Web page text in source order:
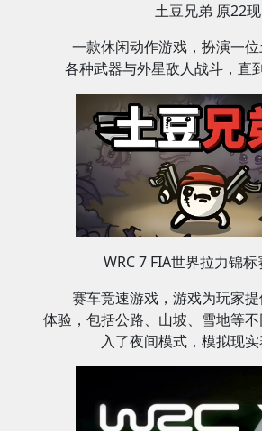
土豆兄弟 原22
一款休闲动作游戏，扮演一
各种武器与外星敌人战斗，直
WRC 7 FIA世界拉力锦
赛车竞速游戏，游戏为玩家
体验，包括公路、山坡、雪地等
入了夜间模式，模拟现实